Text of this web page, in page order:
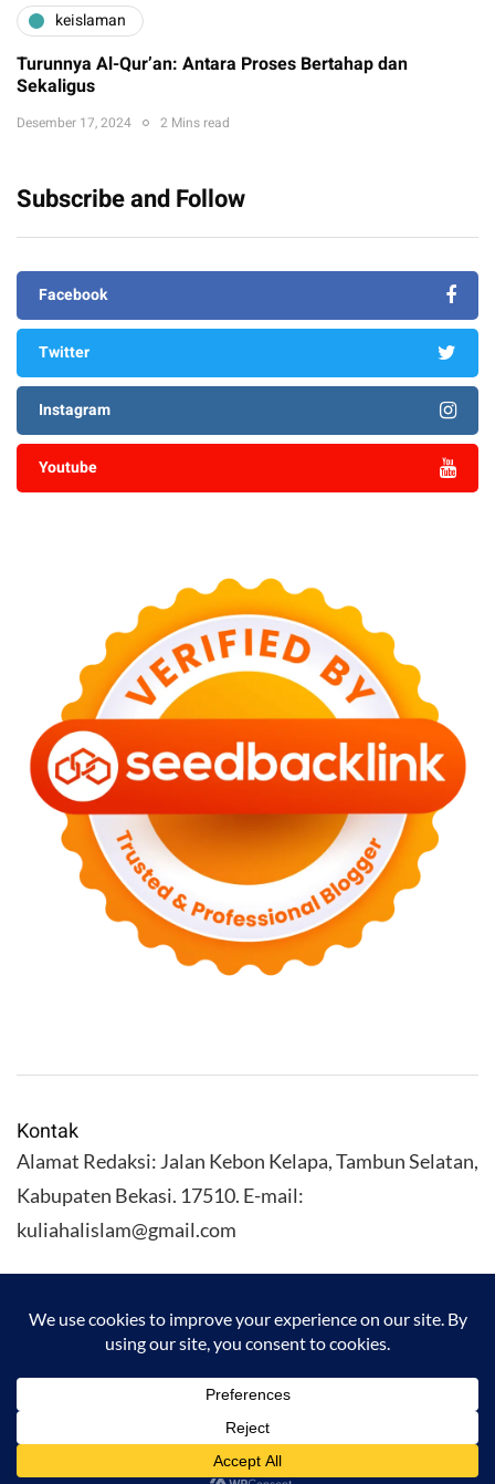
keislaman
Turunnya Al-Qur’an: Antara Proses Bertahap dan
Sekaligus
Desember 17, 2024 2 Mins read
Subscribe and Follow
Facebook
Twitter
Instagram
Youtube
Kontak
Alamat Redaksi: Jalan Kebon Kelapa, Tambun Selatan,
Kabupaten Bekasi. 17510. E-mail:
kuliahalislam@gmail.com
KULIAHALISLAM.COM Copyright (C) 2026